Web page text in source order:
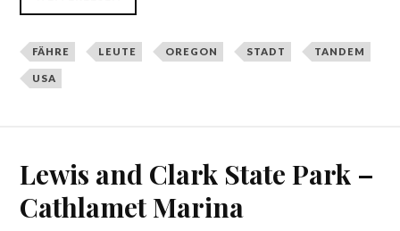
FÄHRE LEUTE OREGON STADT TANDEM
USA
Lewis and Clark State Park –
Cathlamet Marina